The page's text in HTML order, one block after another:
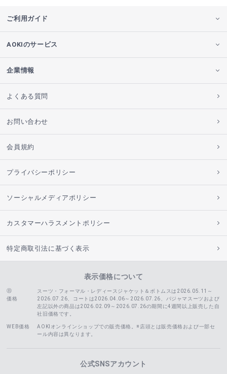
ご利用ガイド
AOKIのサービス
企業情報
よくある質問
お問い合わせ
会員規約
プライバシーポリシー
ソーシャルメディアポリシー
カスタマーハラスメントポリシー
特定商取引法に基づく表示
表示価格について
価格
スーツ・フォーマル・レディースジャケット＆ボトムスは2026.05.11～
2026.07.26、コートは2026.04.06～2026.07.26、
パジャマスーツおよび
左記以外の商品は2026.02.09～2026.07.26の期間に4週間以上販売した自
社旧価格です。
WEB価格
AOKIオンラインショップでの販売価格。※店頭とは販売価格および一部セ
ール内容は異なります。
公式SNSアカウント